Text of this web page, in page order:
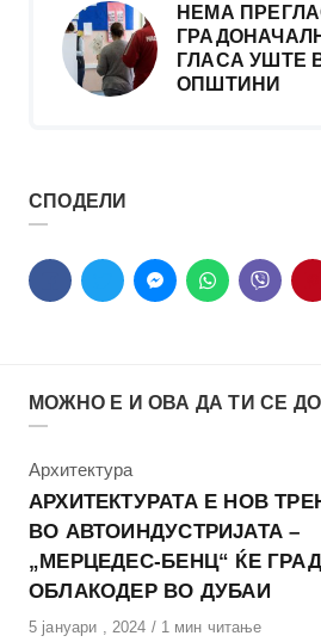
НЕМА
ГЛАСА УШТЕ
ОПШТИНИ
СПОДЕЛИ
МОЖНО Е И ОВА ДА ТИ СЕ
КАтегорија
Архитектура
АРХИТЕКТУРАТА Е НОВ
ВО АВТОИНДУСТРИЈАТА –
„МЕРЦЕДЕС-БЕНЦ“ ЌЕ
ОБЛАКОДЕР ВО ДУБАИ
Објавено
5 јануари , 2024 1 мин читање